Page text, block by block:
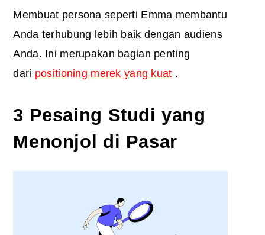
Membuat persona seperti Emma membantu
Anda terhubung lebih baik dengan audiens
Anda. Ini merupakan bagian penting
dari positioning merek yang kuat .
3 Pesaing Studi yang
Menonjol di Pasar